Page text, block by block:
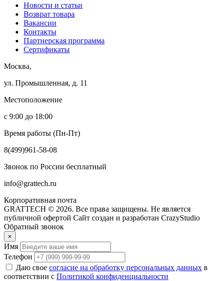
Новости и статьи
Возврат товара
Вакансии
Контакты
Партнерская программа
Сертификаты
Москва,
ул. Промышленная, д. 11
Местоположение
с 9:00 до 18:00
Время работы (Пн-Пт)
8(499)961-58-08
Звонок по России бесплатный
info@grattech.ru
Корпоративная почта
GRATTECH © 2026. Все права защищены. Не является
публичной офертой Сайт создан и разработан CrazyStudio
Обратный звонок
×
Имя
Телефон
Даю свое согласие на обработку персональных данных в
соответствии с Политикой конфиденциальности